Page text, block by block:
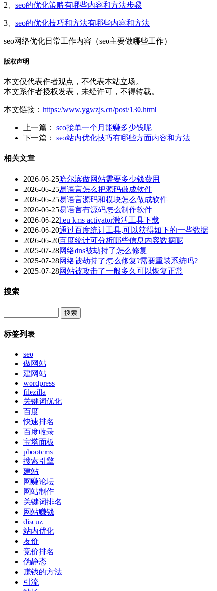
2、 seo的优化策略有哪些内容和方法步骤
3、 seo的优化技巧和方法有哪些内容和方法
seo网络优化日常工作内容（seo主要做哪些工作）
版权声明
本文仅代表作者观点，不代表本站立场。
本文系作者授权发表，未经许可，不得转载。
本文链接： https://www.ygwzjs.cn/post/130.html
上一篇： seo接单一个月能赚多少钱呢
下一篇： seo站内优化技巧有哪些方面内容和方法
相关文章
2026-06-25哈尔滨做网站需要多少钱费用
2026-06-25易语言怎么把源码做成软件
2026-06-25易语言源码和模块怎么做成软件
2026-06-25易语言有源码怎么制作软件
2026-06-22heu kms activator激活工具下载
2026-06-20通过百度统计工具,可以获得如下的一些数据
2026-06-20百度统计可分析哪些信息内容数据呢
2025-07-28网络dns被劫持了怎么修复
2025-07-28网络被劫持了怎么修复?需要重装系统吗?
2025-07-28网站被攻击了一般多久可以恢复正常
搜索
标签列表
seo
做网站
建网站
wordpress
filezilla
关键词优化
百度
快速排名
百度收录
宝塔面板
pbootcms
搜索引擎
建站
网赚论坛
网站制作
关键词排名
网站赚钱
discuz
站内优化
友价
竞价排名
伪静态
赚钱的方法
引流